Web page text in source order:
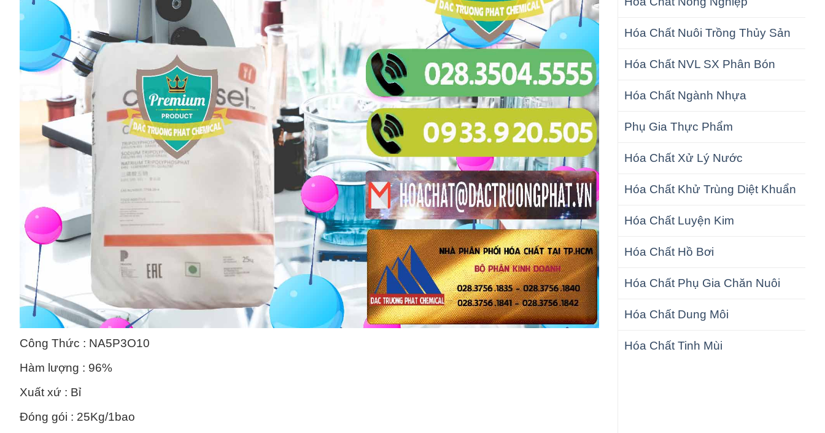
Hóa Chất Nuôi Trồng Thủy Sản
Hóa Chất NVL SX Phân Bón
Hóa Chất Ngành Nhựa
Phụ Gia Thực Phẩm
Hóa Chất Xử Lý Nước
Hóa Chất Khử Trùng Diệt Khuẩn
Hóa Chất Luyện Kim
Hóa Chất Hồ Bơi
Hóa Chất Phụ Gia Chăn Nuôi
Hóa Chất Dung Môi
Hóa Chất Tinh Mùi
Công Thức : NA5P3O10
Hàm lượng : 96%
Xuất xứ : Bỉ
Đóng gói : 25Kg/1bao